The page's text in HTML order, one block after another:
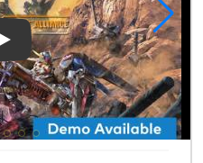
Play Video: SD Gundam